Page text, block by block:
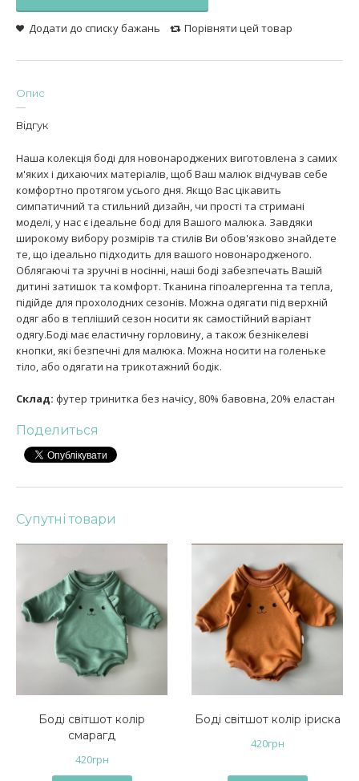
Додати до списку бажань Порівняти цей товар
Опис
Відгук
Наша колекція боді для новонароджених виготовлена ​​з самих
м'яких і дихаючих матеріалів, щоб Ваш малюк відчував себе
комфортно протягом усього дня. Якщо Вас цікавить
симпатичний та стильний дизайн, чи прості та стримані
моделі, у нас є ідеальне боді для Вашого малюка. Завдяки
широкому вибору розмірів та стилів Ви обов'язково знайдете
те, що ідеально підходить для вашого новонародженого.
Облягаючі та зручні в носінні, наші боді забезпечать Вашій
дитині затишок та комфорт. Тканина гіпоалергенна та тепла,
підійде для прохолодних сезонів. Можна одягати під верхній
одяг або в тепліший сезон носити як самостійний варіант
одягу.Боді має еластичну горловину, а також безнікелеві
кнопки, які безпечні для малюка. Можна носити на голеньке
тіло, або одягати на трикотажний бодік.
Склад: футер тринитка без начісу, 80% бавовна, 20% еластан
Поделиться
Супутні товари
Боді світшот колір
смарагд
420грн
Боді світшот колір іриска
420грн